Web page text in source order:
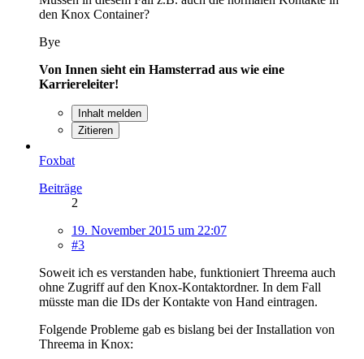
den Knox Container?
Bye
Von Innen sieht ein Hamsterrad aus wie eine
Karriereleiter!
Inhalt melden
Zitieren
Foxbat
Beiträge
2
19. November 2015 um 22:07
#3
Soweit ich es verstanden habe, funktioniert Threema auch
ohne Zugriff auf den Knox-Kontaktordner. In dem Fall
müsste man die IDs der Kontakte von Hand eintragen.
Folgende Probleme gab es bislang bei der Installation von
Threema in Knox: